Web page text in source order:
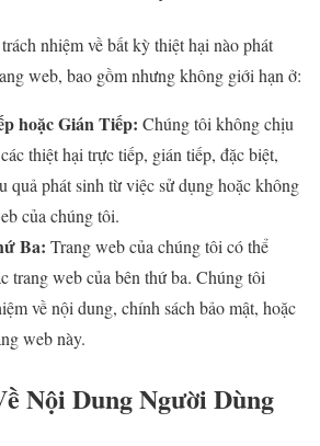
nhiệm về bất kỳ thiệt hại nào phát
web, bao gồm nhưng không giới hạn ở:
hoặc Gián Tiếp: Chúng tôi không chịu
thiệt hại trực tiếp, gián tiếp, đặc biệt,
quả phát sinh từ việc sử dụng hoặc không
của chúng tôi.
Ba: Trang web của chúng tôi có thể
trang web của bên thứ ba. Chúng tôi
về nội dung, chính sách bảo mật, hoặc
web này.
Nội Dung Người Dùng